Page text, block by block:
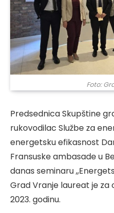
Foto:
Predsednica Skupštine
rukovodilac Službe za
energetsku efikasnost
Fransuske ambasade u
danas seminaru
Grad Vranje laureat je za
2023. godinu.